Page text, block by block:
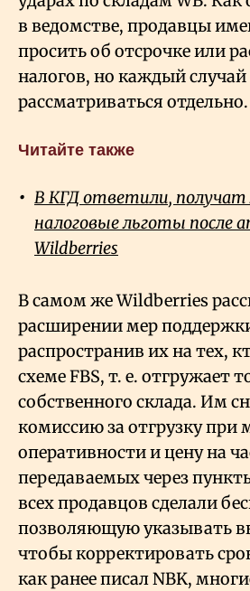
в ведомстве, продавцы
просить об отсрочке или
налогов, но каждый случай
рассматриваться отдельно.
Читайте также
В КГД ответили, получат
налоговые льготы после
Wildberries
В самом же Wildberries
расширении мер
распространив их на тех,
схеме FBS, т. е. отгружает
собственного склада. Им
комиссию за отгрузку при
оперативности и цену на
передаваемых через
всех продавцов сделали
позволяющую указывать
чтобы корректировать
как ранее писал NBK,